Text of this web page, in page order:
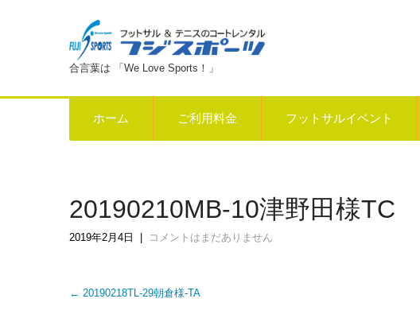
合言葉は 「We Love Sports！」
ホーム ご利用料金 フットサルイベント
20190210MB-10津野田様TC
2019年2月4日 コメントはまだありません
Post
← 20190218TL-29朝倉様-TA